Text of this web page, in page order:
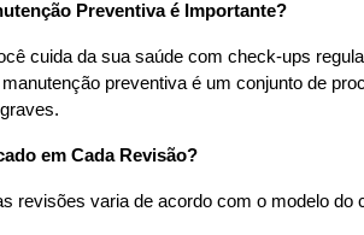
Preventiva é Importante?
cuida da sua saúde com check-ups
preventiva é um conjunto de
em Cada Revisão?
revisões varia de acordo com o modelo